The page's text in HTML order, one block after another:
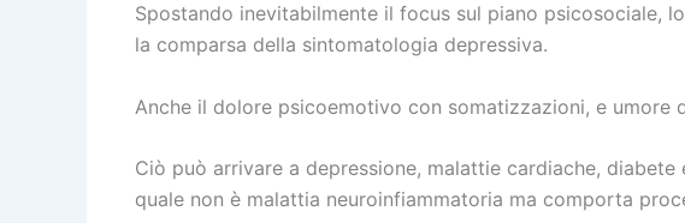
Spostando inevitabilmente il focus sul piano psicosociale,
la comparsa della sintomatologia depressiva.
Anche il dolore psicoemotivo con somatizzazioni, e
Ciò può arrivare a depressione, malattie cardiache,
quale non è malattia neuroinfiammatoria ma comporta